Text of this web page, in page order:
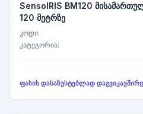
SensoIRIS BM120
120 მეტრზე
კოდი:
კატეგორია:
ფასის დასაზუსტებლად